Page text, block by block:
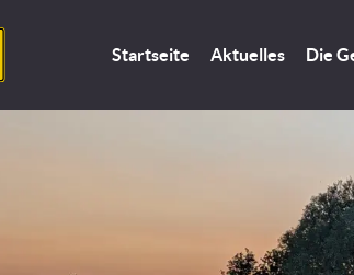
Startseite Aktuelles Die